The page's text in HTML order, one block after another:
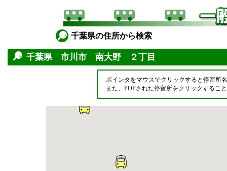
千葉県の住所から検索
千葉県 市川市 南大野 ２丁目
ポインタをマウスでクリックすると停留所
また、POPされた停留所をクリックするこ